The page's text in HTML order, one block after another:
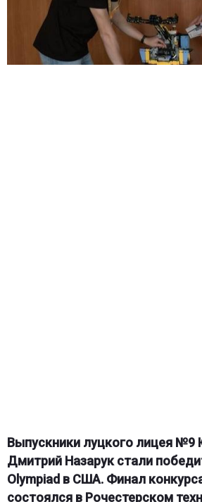
Выпускники луцкого лицея №9
Дмитрий Назарук стали
Olympiad в США. Финал
состоялся в Рочестерском